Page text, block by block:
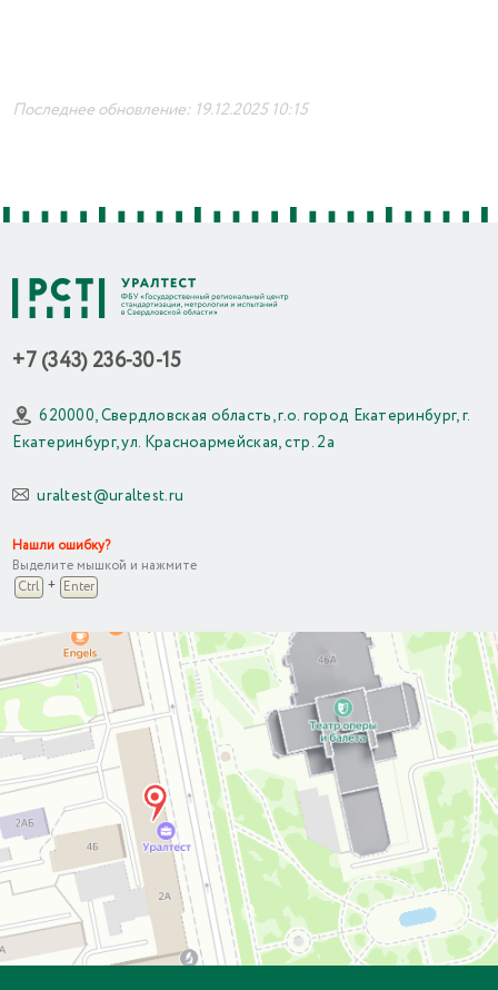
Последнее обновление: 19.12.2025 10:15
+7 (343) 236-30-15
620000, Свердловская область, г.о. город Екатеринбург, г.
Екатеринбург, ул. Красноармейская, стр. 2а
uraltest@uraltest.ru
Нашли ошибку?
Выделите мышкой и нажмите
Ctrl + Enter